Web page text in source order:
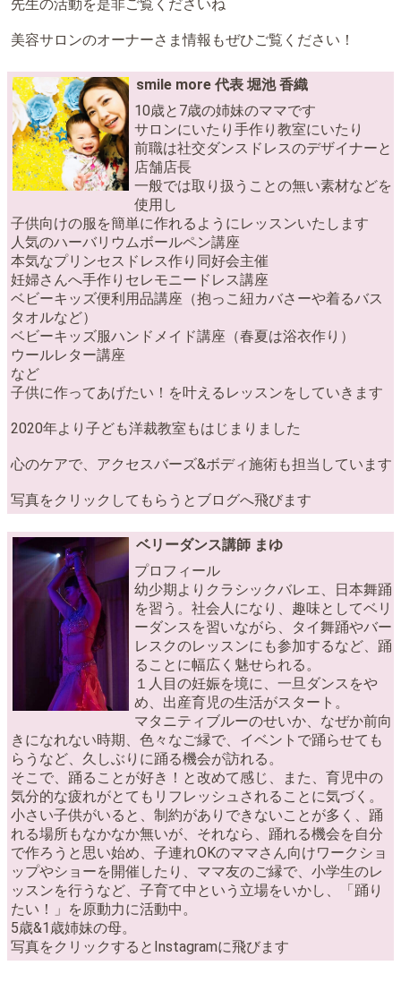
先生の活動を是非ご覧くださいね
美容サロンのオーナーさま情報もぜひご覧ください！
smile more 代表 堀池 香織
10歳と7歳の姉妹のママです
サロンにいたり手作り教室にいたり
前職は社交ダンスドレスのデザイナーと
店舗店長
一般では取り扱うことの無い素材などを
使用し
子供向けの服を簡単に作れるようにレッスンいたします
人気のハーバリウムボールペン講座
本気なプリンセスドレス作り同好会主催
妊婦さんへ手作りセレモニードレス講座
ベビーキッズ便利用品講座（抱っこ紐カバさーや着るバス
タオルなど）
ベビーキッズ服ハンドメイド講座（春夏は浴衣作り）
ウールレター講座
など
子供に作ってあげたい！を叶えるレッスンをしていきます
2020年より子ども洋裁教室もはじまりました
心のケアで、アクセスバーズ&ボディ施術も担当しています
写真をクリックしてもらうとブログへ飛びます
ベリーダンス講師 まゆ
プロフィール
幼少期よりクラシックバレエ、日本舞踊
を習う。社会人になり、趣味としてベリ
ーダンスを習いながら、タイ舞踊やバー
レスクのレッスンにも参加するなど、踊
ることに幅広く魅せられる。
１人目の妊娠を境に、一旦ダンスをや
め、出産育児の生活がスタート。
マタニティブルーのせいか、なぜか前向
きになれない時期、色々なご縁で、イベントで踊らせても
らうなど、久しぶりに踊る機会が訪れる。
そこで、踊ることが好き！と改めて感じ、また、育児中の
気分的な疲れがとてもリフレッシュされることに気づく。
小さい子供がいると、制約がありできないことが多く、踊
れる場所もなかなか無いが、それなら、踊れる機会を自分
で作ろうと思い始め、子連れOKのママさん向けワークショ
ップやショーを開催したり、ママ友のご縁で、小学生のレ
ッスンを行うなど、子育て中という立場をいかし、「踊り
たい！」を原動力に活動中。
5歳&1歳姉妹の母。
写真をクリックするとInstagramに飛びます